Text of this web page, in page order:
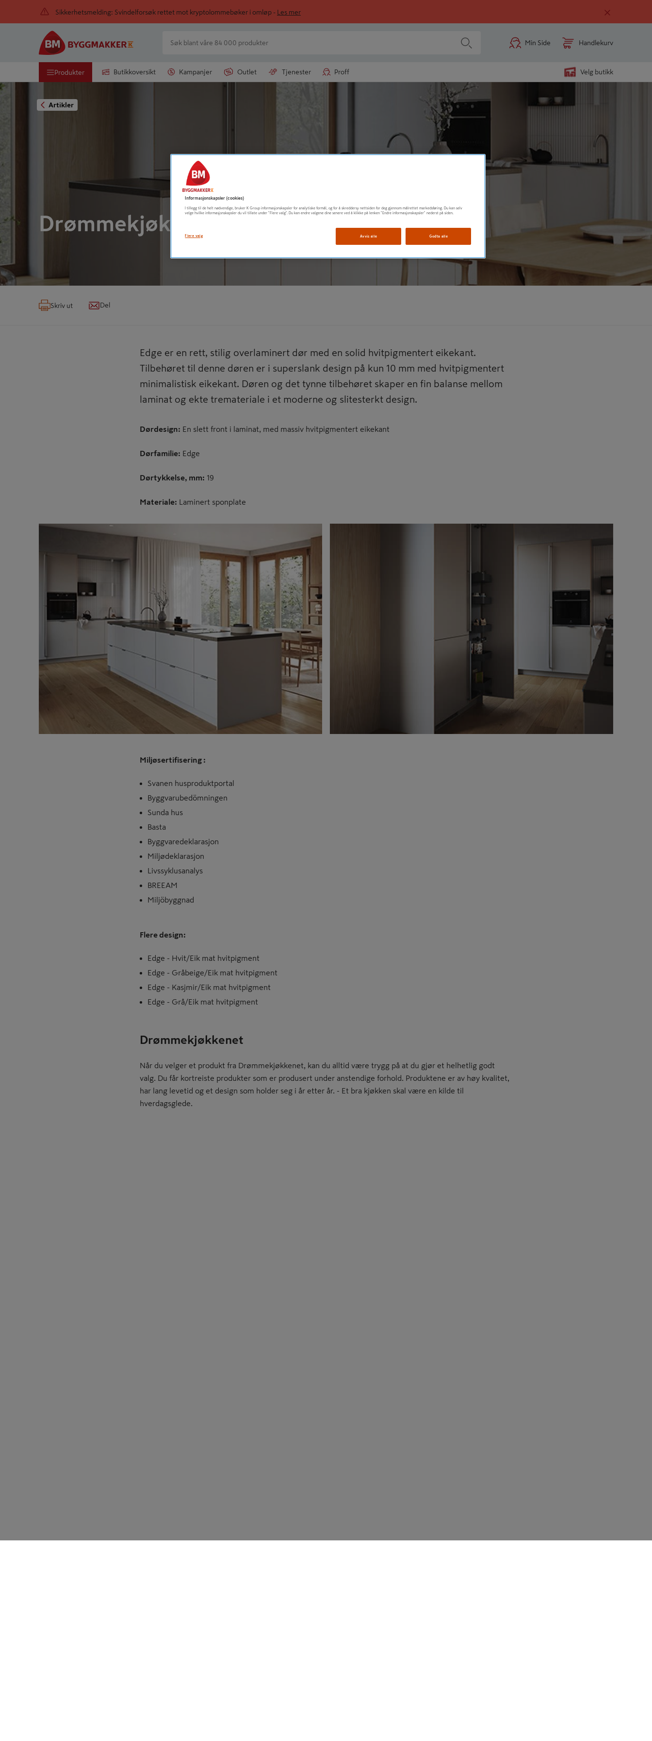
Sikkerhetsmelding: Svindelforsøk rettet mot kryptolommebøker i omløp - Les mer
Min Side Handlekurv
Produkter Butikkoversikt Kampanjer Outlet Tjenester Proff Velg butikk
Artikler
Drømmekjøkkenet Edge
Skriv ut Del
Edge er en rett, stilig overlaminert dør med en solid hvitpigmentert eikekant.
Tilbehøret til denne døren er i superslank design på kun 10 mm med hvitpigmentert
minimalistisk eikekant. Døren og det tynne tilbehøret skaper en fin balanse mellom
laminat og ekte tremateriale i et moderne og slitesterkt design.
Dørdesign: En slett front i laminat, med massiv hvitpigmentert eikekant
Dørfamilie: Edge
Dørtykkelse, mm: 19
Materiale: Laminert sponplate
Miljøsertifisering :
Svanen husproduktportal
Byggvarubedömningen
Sunda hus
Basta
Byggvaredeklarasjon
Miljødeklarasjon
Livssyklusanalys
BREEAM
Miljöbyggnad
Flere design:
Edge - Hvit/Eik mat hvitpigment
Edge - Gråbeige/Eik mat hvitpigment
Edge - Kasjmir/Eik mat hvitpigment
Edge - Grå/Eik mat hvitpigment
Drømmekjøkkenet
Når du velger et produkt fra Drømmekjøkkenet, kan du alltid være trygg på at du gjør et helhetlig godt
valg. Du får kortreiste produkter som er produsert under anstendige forhold. Produktene er av høy kvalitet,
har lang levetid og et design som holder seg i år etter år. - Et bra kjøkken skal være en kilde til
hverdagsglede.
Informasjonskapsler (cookies)
I tillegg til de helt nødvendige, bruker K Group informasjonskapsler for analytiske formål, og for å skreddersy nettsiden for deg gjennom målrettet markedsføring. Du kan selv
velge hvilke informasjonskapsler du vil tillate under "Flere valg". Du kan endre valgene dine senere ved å klikke på lenken "Endre informasjonskapsler" nederst på siden.
Flere valg Avvis alle Godta alle